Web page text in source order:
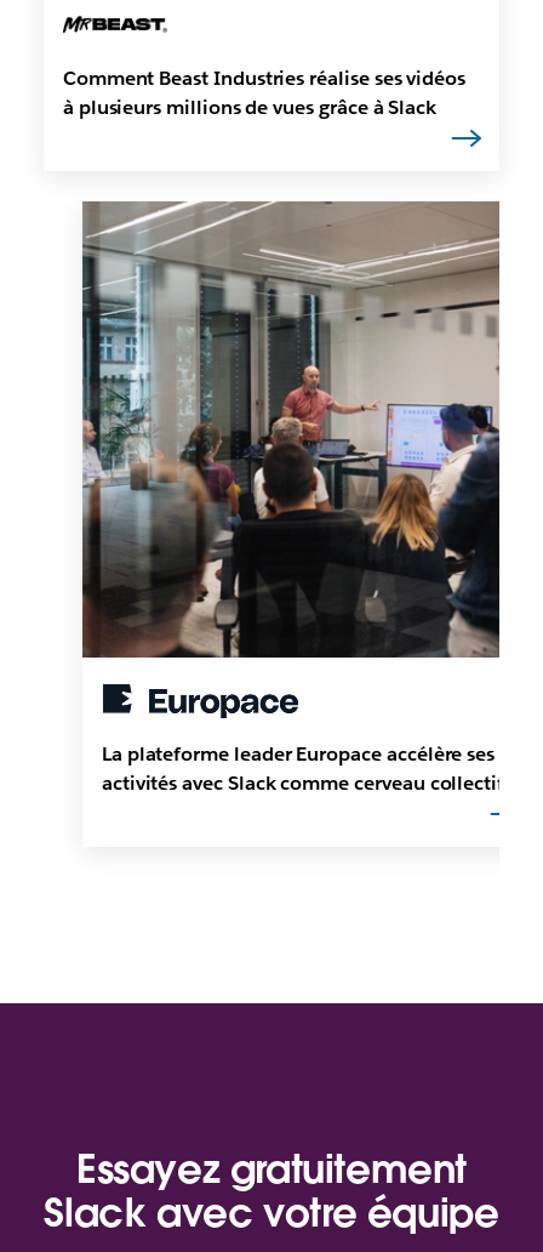
Comment Beast Industries réalise ses vidéos
à plusieurs millions de vues grâce à Slack
La plateforme leader Europace accélère ses
activités avec Slack comme cerveau collectif
Essayez gratuitement
Slack avec votre équipe